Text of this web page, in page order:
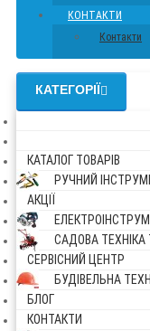
КОНТАКТИ
Контакти
КАТЕГОРІЇ
КАТАЛОГ ТОВАРІВ
РУЧНИЙ
АКЦІЇ
САДОВА ТЕХНІКА
СЕРВІСНИЙ ЦЕНТР
БУДІВЕЛЬНА
БЛОГ
КОНТАКТИ